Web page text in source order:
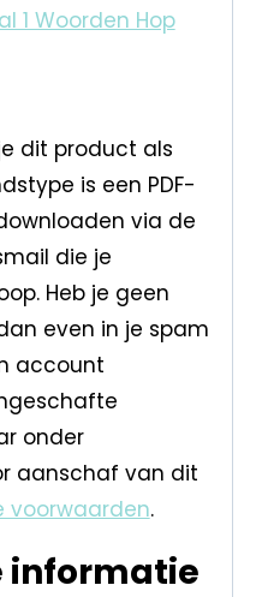
1 Woorden Hop
dit product als
is een PDF-
via de
die je
Heb je geen
even in je spam
account
onder
aanschaf van dit
voorwaarden.
informatie